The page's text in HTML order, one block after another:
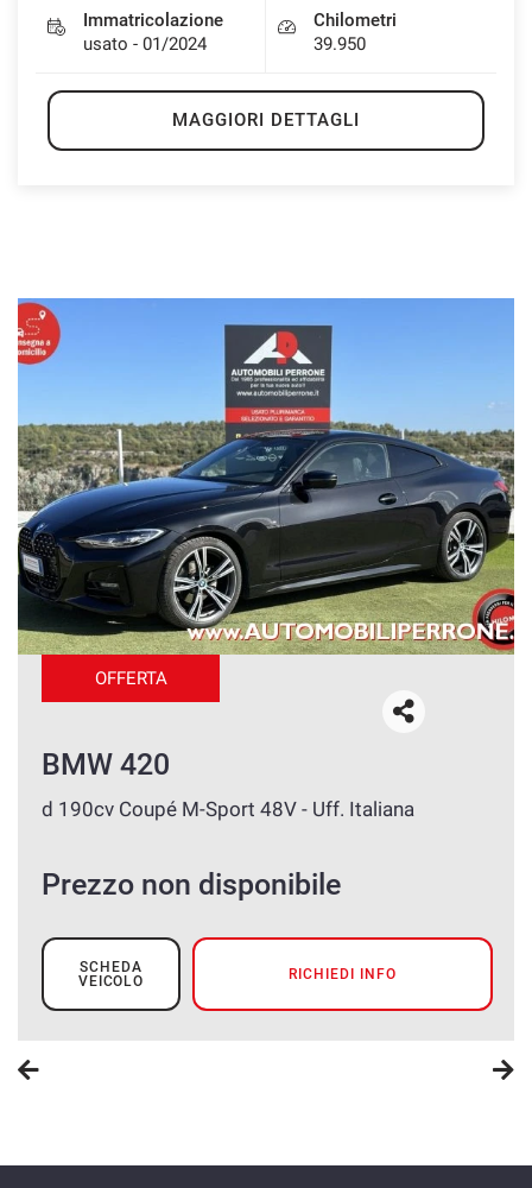
Immatricolazione
usato - 01/2024
Chilometri
39.950
MAGGIORI DETTAGLI
OFFERTA
BMW 420
d 190cv Coupé M-Sport 48V - Uff. Italiana
Prezzo non disponibile
SCHEDA
VEICOLO
RICHIEDI INFO